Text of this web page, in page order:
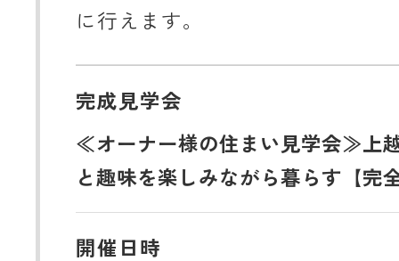
に行えます。
完成見学会
≪オーナー様の住まい見学会≫上
と趣味を楽しみながら暮らす【完
開催日時